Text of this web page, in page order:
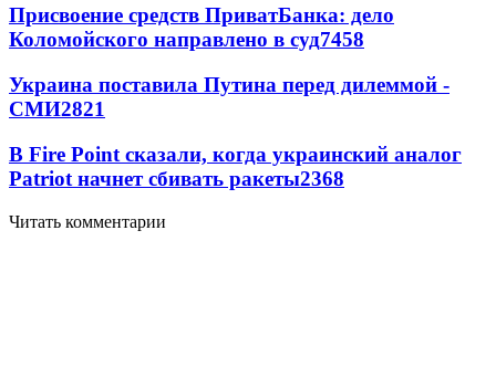
Присвоение средств ПриватБанка: дело
Коломойского направлено в суд7458
Украина поставила Путина перед дилеммой -
СМИ2821
В Fire Point сказали, когда украинский аналог
Patriot начнет сбивать ракеты2368
Читать комментарии